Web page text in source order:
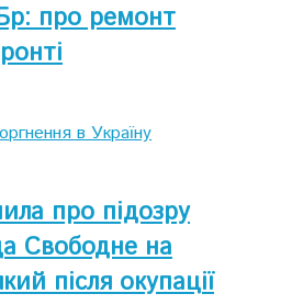
про ремонт
в Україну
про підозру
Свободне на
після окупації